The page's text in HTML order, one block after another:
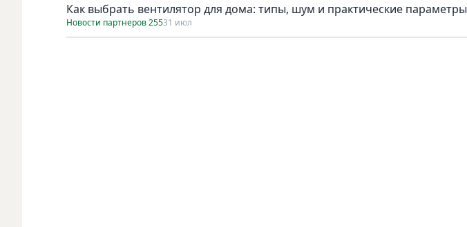
Как выбрать вентилятор для дома: типы, шум и практические параметры
Новости партнеров 25531 июл